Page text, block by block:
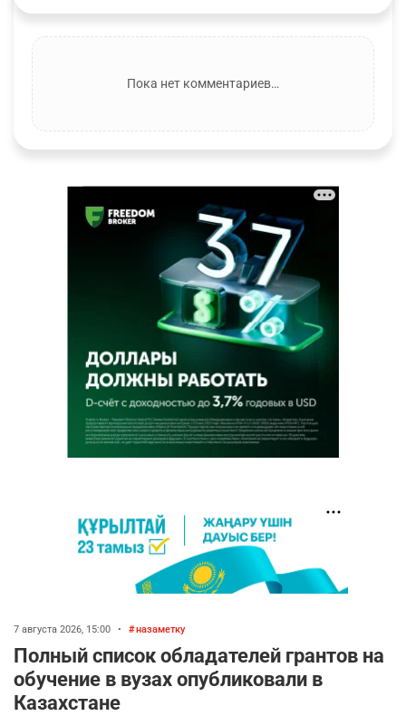
Пока нет комментариев…
7 августа 2026, 15:00 • назаметку
Полный список обладателей грантов на
обучение в вузах опубликовали в
Казахстане